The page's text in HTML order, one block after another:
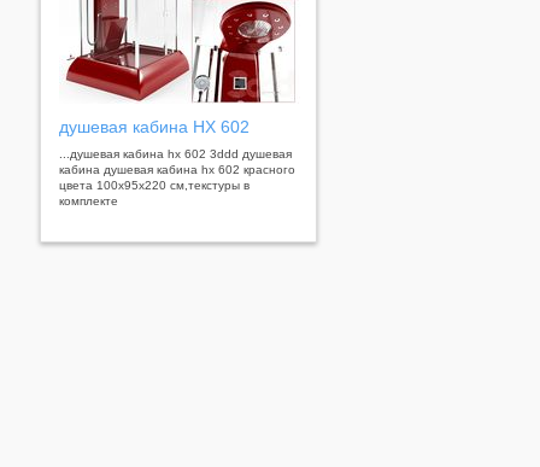
душевая кабина HX 602
...душевая кабина hx 602 3ddd душевая
кабина душевая кабина hx 602 красного
цвета 100x95x220 см,текстуры в
комплекте